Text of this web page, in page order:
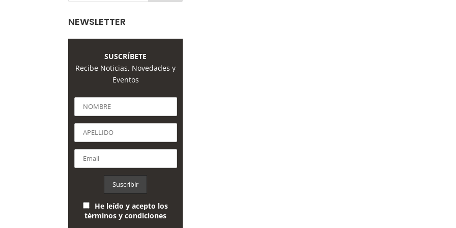
NEWSLETTER
SUSCRÍBETE
Recibe Noticias, Novedades y
Eventos
He leído y acepto los
términos y condiciones